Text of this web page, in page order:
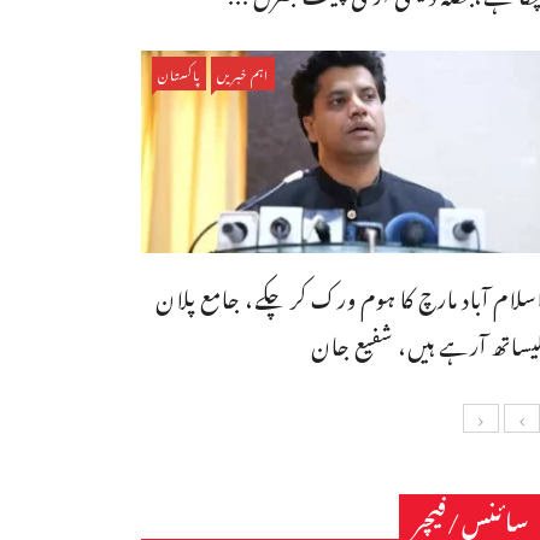
اہم خبریں پاکستان
آباد مارچ کا ہوم ورک کر چکے، جامع پلان
آرہے ہیں، شفیع جان
سائنس/فیچر